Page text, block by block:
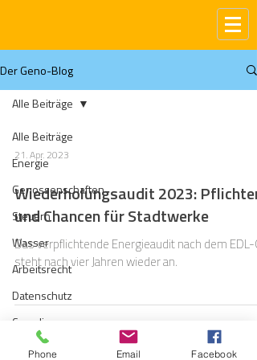
Der Geno-Blog
Alle Beiträge
Energie
Genossenschaften
Steuern
Wasser
Arbeitsrecht
Datenschutz
Compliance
Gas
Alle Beiträge
21. Apr. 2023
Wiederholungsaudit 2023: Pflichten
und Chancen für Stadtwerke
Das verpflichtende Energieaudit nach dem EDL-G
steht nach vier Jahren wieder an.
Phone Email Facebook